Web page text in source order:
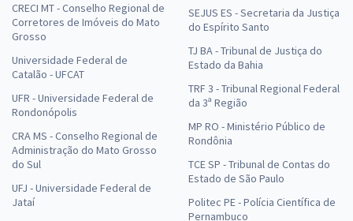
CRECI MT - Conselho Regional de
Corretores de Imóveis do Mato
Grosso
Universidade Federal de
Catalão - UFCAT
UFR - Universidade Federal de
Rondonópolis
CRA MS - Conselho Regional de
Administração do Mato Grosso
do Sul
UFJ - Universidade Federal de
Jataí
SEJUS ES - Secretaria da Justiça
do Espírito Santo
TJ BA - Tribunal de Justiça do
Estado da Bahia
TRF 3 - Tribunal Regional Federal
da 3ª Região
MP RO - Ministério Público de
Rondônia
TCE SP - Tribunal de Contas do
Estado de São Paulo
Politec PE - Polícia Científica de
Pernambuco